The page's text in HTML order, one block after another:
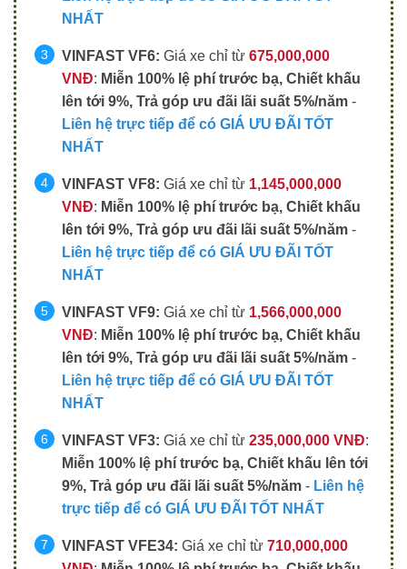
NHẤT
VINFAST VF6: Giá xe chỉ từ 675,000,000
VNĐ: Miễn 100% lệ phí trước bạ, Chiết khấu
lên tới 9%, Trả góp ưu đãi lãi suất 5%/năm -
Liên hệ trực tiếp để có GIÁ ƯU ĐÃI TỐT
NHẤT
VINFAST VF8: Giá xe chỉ từ 1,145,000,000
VNĐ: Miễn 100% lệ phí trước bạ, Chiết khấu
lên tới 9%, Trả góp ưu đãi lãi suất 5%/năm -
Liên hệ trực tiếp để có GIÁ ƯU ĐÃI TỐT
NHẤT
VINFAST VF9: Giá xe chỉ từ 1,566,000,000
VNĐ: Miễn 100% lệ phí trước bạ, Chiết khấu
lên tới 9%, Trả góp ưu đãi lãi suất 5%/năm -
Liên hệ trực tiếp để có GIÁ ƯU ĐÃI TỐT
NHẤT
VINFAST VF3: Giá xe chỉ từ 235,000,000 VNĐ:
Miễn 100% lệ phí trước bạ, Chiết khấu lên tới
9%, Trả góp ưu đãi lãi suất 5%/năm - Liên hệ
trực tiếp để có GIÁ ƯU ĐÃI TỐT NHẤT
VINFAST VFE34: Giá xe chỉ từ 710,000,000